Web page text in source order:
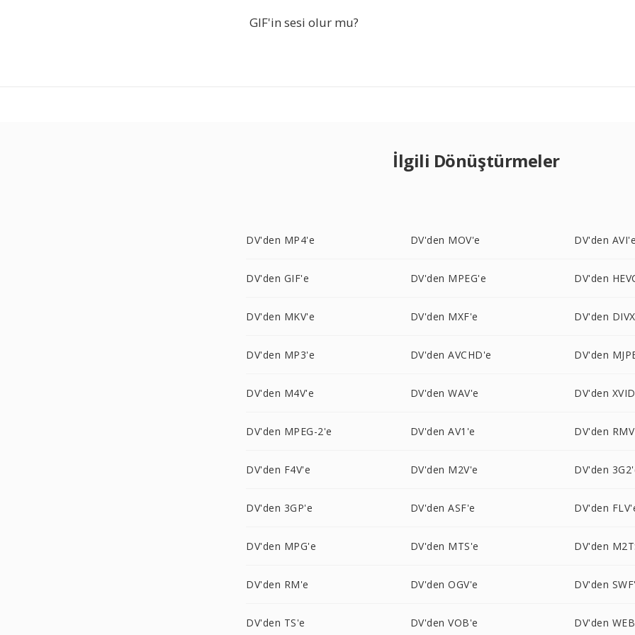
GIF'in sesi olur mu?
İlgili Dönüştürmeler
DV'den MP4'e DV'den MOV'e DV'den AVI'e
DV'den GIF'e DV'den MPEG'e DV'den
DV'den MKV'e DV'den MXF'e DV'den
DV'den MP3'e DV'den AVCHD'e DV'den
DV'den M4V'e DV'den WAV'e DV'den
DV'den MPEG-2'e DV'den AV1'e DV'den
DV'den F4V'e DV'den M2V'e DV'den
DV'den 3GP'e DV'den ASF'e DV'den
DV'den MPG'e DV'den MTS'e DV'den
DV'den RM'e DV'den OGV'e DV'den
DV'den TS'e DV'den VOB'e DV'den